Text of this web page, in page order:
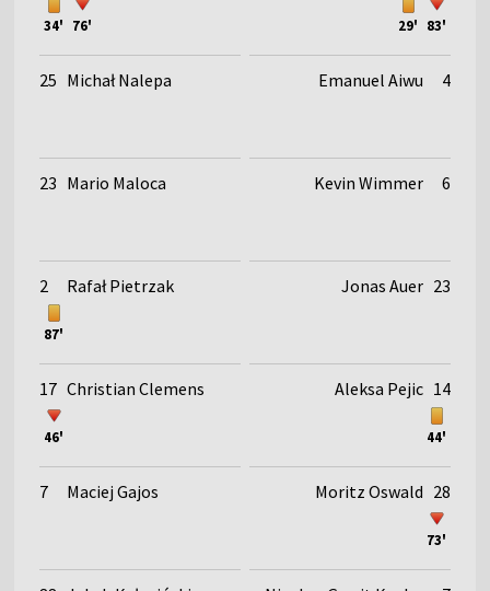
34' 76'
25 Michał Nalepa
23 Mario Maloca
2 Rafał Pietrzak
87'
17 Christian Clemens
46'
7 Maciej Gajos
29' 83'
Emanuel Aiwu 4
Kevin Wimmer 6
Jonas Auer 23
44'
Aleksa Pejic 14
73'
Moritz Oswald 28